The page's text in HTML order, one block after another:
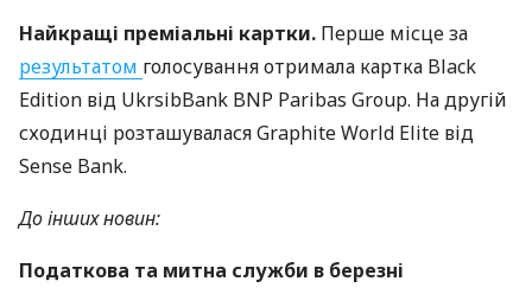
Найкращі преміальні картки. Перше місце за
результатом голосування отримала картка Black
Edition від UkrsibBank BNP Paribas Group. На другій
сходинці розташувалася Graphite World Elite від
Sense Bank.
До інших новин:
Податкова та митна служби в березні